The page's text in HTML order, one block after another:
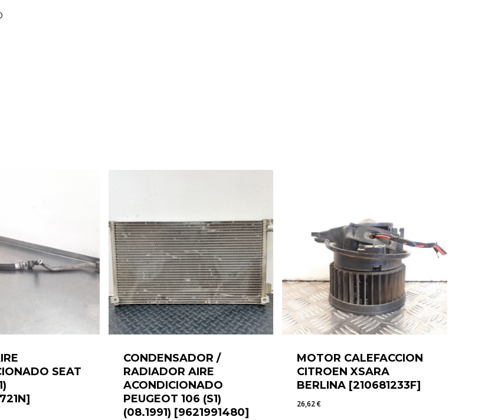
SEAT
CONDENSADOR /
RADIADOR AIRE
ACONDICIONADO
PEUGEOT 106 (S1)
(08.1991) [9621991480]
MOTOR CALEFACCION
CITROEN XSARA
BERLINA [210681233F]
26,62€